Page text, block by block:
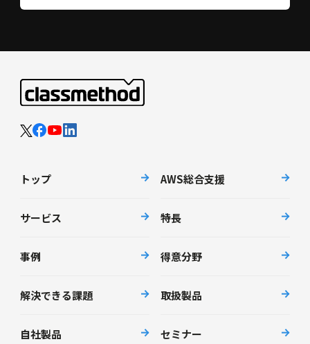
トップ AWS総合支援
サービス 特長
事例 得意分野
解決できる課題 取扱製品
自社製品 セミナー